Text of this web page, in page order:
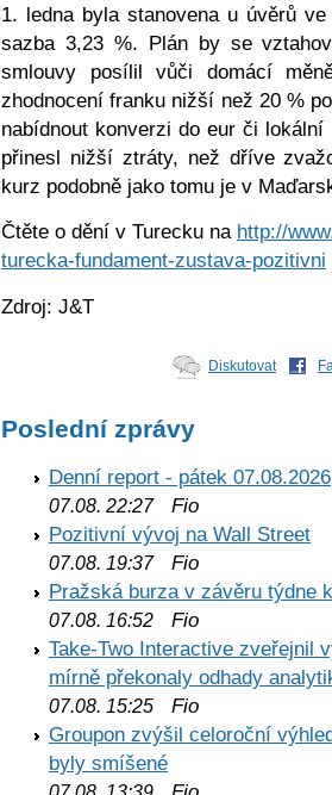
1. ledna byla stanovena u úvěrů
sazba 3,23 %. Plán by se
smlouvy posílil vůči domácí
zhodnocení franku nižší než 20 %
nabídnout konverzi do eur či
přinesl nižší ztráty, než dříve
kurz podobně jako tomu je v
Čtěte o dění v Turecku na http://
turecka-fundament-zustava-pozitivni
Zdroj: J&T
Diskutovat
Poslední zprávy
Denní report - pátek 07.08.2026
07.08. 22:27Fio
Pozitivní vývoj na Wall Street
07.08. 19:37Fio
Pražská burza v závěru týdne
07.08. 16:52 Fio
Take-Two Interactive zveřejnil
mírně překonaly odhady
07.08. 15:25 Fio
Groupon zvýšil celoroční
byly smíšené